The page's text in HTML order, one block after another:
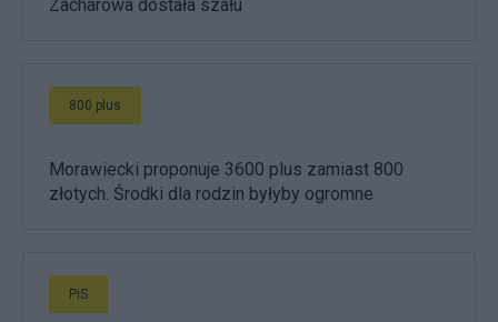
Zacharowa dostała szału
800 plus
Morawiecki proponuje 3600 plus zamiast 800
złotych. Środki dla rodzin byłyby ogromne
PiS